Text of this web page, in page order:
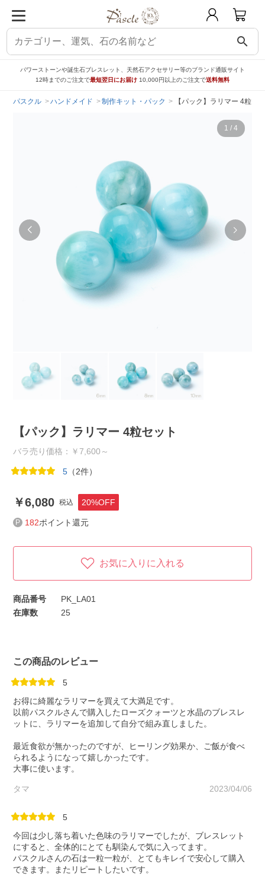
search
パワーストーンや誕生石ブレスレット、天然石アクセサリー等のブランド通販サイト
12時までのご注文で最短翌日にお届け 10,000円以上のご注文で送料無料
パスクル ハンドメイド 制作キット・パック 【パック】ラリマー 4粒セ
1 / 4
【パック】ラリマー 4粒セット
バラ売り価格：￥7,600～
5 （2件）
6,080 税込 20%OFF
182ポイント還元
お気に入りに入れる
商品番号
PK_LA01
在庫数
25
この商品のレビュー
5
お得に綺麗なラリマーを買えて大満足です。
以前パスクルさんで購入したローズクォーツと水晶のブレスレ
ットに、ラリマーを追加して自分で組み直しました。
最近食欲が無かったのですが、ヒーリング効果か、ご飯が食べ
られるようになって嬉しかったです。
大事に使います。
タマ 2023/04/06
5
今回は少し落ち着いた色味のラリマーでしたが、ブレスレット
にすると、全体的にとても馴染んで気に入ってます。
パスクルさんの石は一粒一粒が、とてもキレイで安心して購入
できます。またリピートしたいです。